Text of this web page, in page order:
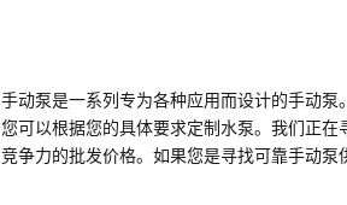
手动泵是一系列专为各种应用而设计的手动
您可以根据您的具体要求定制水泵。我们正
竞争力的批发价格。如果您是寻找可靠手动泵